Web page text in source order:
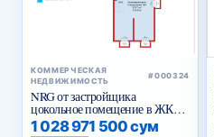
КОММЕРЧЕСКАЯ
НЕДВИЖИМОСТЬ
#000324
NRG от застройщика
цокольное помещение в ЖК
«NRG Yangi Baxt »
1 028 971 500 сум